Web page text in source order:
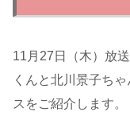
11月27日（木）放
くんと北川景子ち
スをご紹介します。